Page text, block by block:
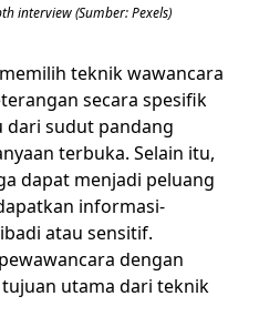
interview (Sumber: Pexels)
teknik wawancara
secara spesifik
sudut pandang
terbuka. Selain itu,
dapat menjadi peluang
informasi-
atau sensitif.
dengan
utama dari teknik